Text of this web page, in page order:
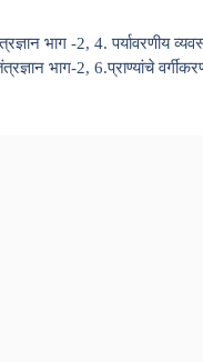
भाग -2, 4. पर्यावरणीय
तंत्रज्ञान भाग-2, 6.प्राण्यांचे